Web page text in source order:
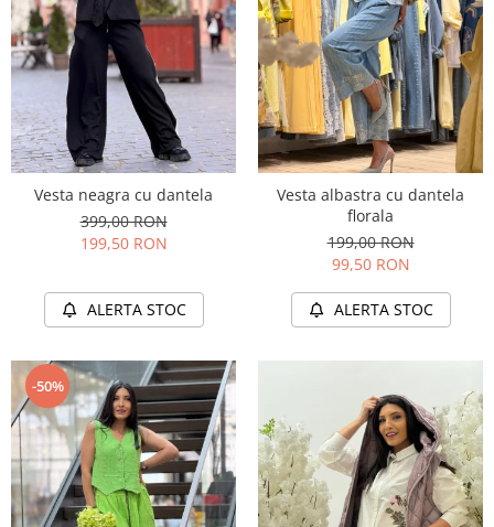
Vesta neagra cu dantela
399,00 RON
199,50 RON
ALERTA STOC
Vesta albastra cu dantela
florala
199,00 RON
99,50 RON
ALERTA STOC
-50%